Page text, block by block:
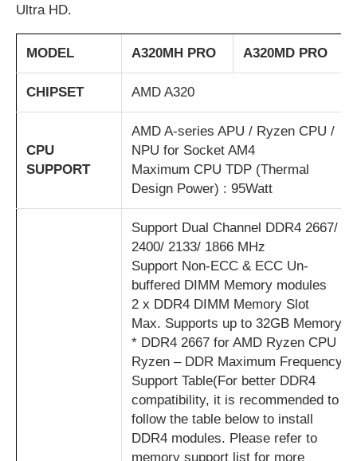
Ultra HD.
MODEL A320MH PRO A320MD PRO
CHIPSET AMD A320
CPU
SUPPORT
AMD A-series APU / Ryzen CPU /
NPU for Socket AM4
Maximum CPU TDP (Thermal
Design Power) : 95Watt
Support Dual Channel DDR4 2667/
2400/ 2133/ 1866 MHz
Support Non-ECC & ECC Un-
buffered DIMM Memory modules
2 x DDR4 DIMM Memory Slot
Max. Supports up to 32GB Memory
* DDR4 2667 for AMD Ryzen CPU
Ryzen – DDR Maximum Frequency
Support Table(For better DDR4
compatibility, it is recommended to
follow the table below to install
DDR4 modules. Please refer to
memory support list for more